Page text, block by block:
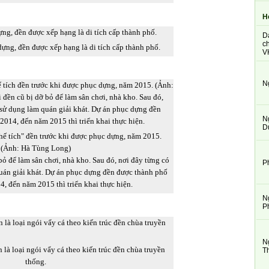
đền được xếp hạng là di tích cấp thành phố.
tích" đền trước khi được phục dựng, năm 2015.
(Ảnh: Hà Tùng Long)
để làm sân chơi, nhà kho. Sau đó, nơi đây từng có
giải khát. Dự án phục dựng đền được thành phố
đến năm 2015 thì triển khai thực hiện.
là loại ngói vẩy cá theo kiến trúc đền chùa truyền
thống.